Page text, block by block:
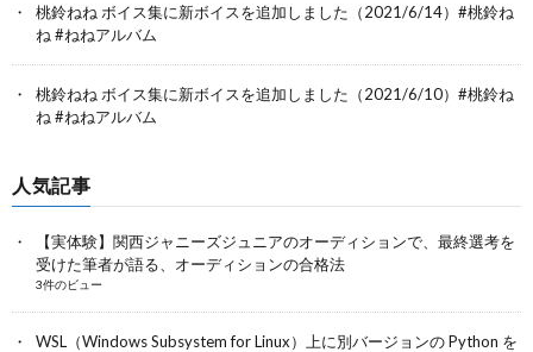
桃鈴ねね ボイス集に新ボイスを追加しました（2021/6/14）#桃鈴ね
ね #ねねアルバム
桃鈴ねね ボイス集に新ボイスを追加しました（2021/6/10）#桃鈴ね
ね #ねねアルバム
人気記事
【実体験】関西ジャニーズジュニアのオーディションで、最終選考を
受けた筆者が語る、オーディションの合格法
3件のビュー
WSL（Windows Subsystem for Linux）上に別バージョンの Python を